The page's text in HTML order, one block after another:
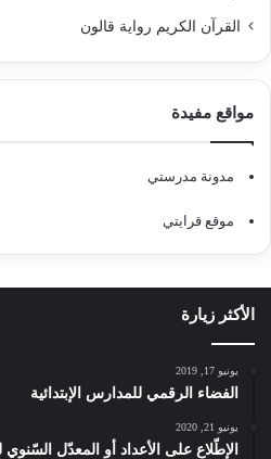
القرآن الكريم رواية قالون
مواقع مفيدة
مدونة مدرستي
موقع قرايتي
الأكثر زيارة
يونيو 17, 2019
الفضاء الرقمي للمدارس الإبتدائية
يونيو 21, 2020
الإطّلاع على الأعداد أو المعدّل